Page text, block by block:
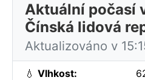
Aktuální počasí
Čínská lidová
Aktualizováno v
💧 Vlhkost: